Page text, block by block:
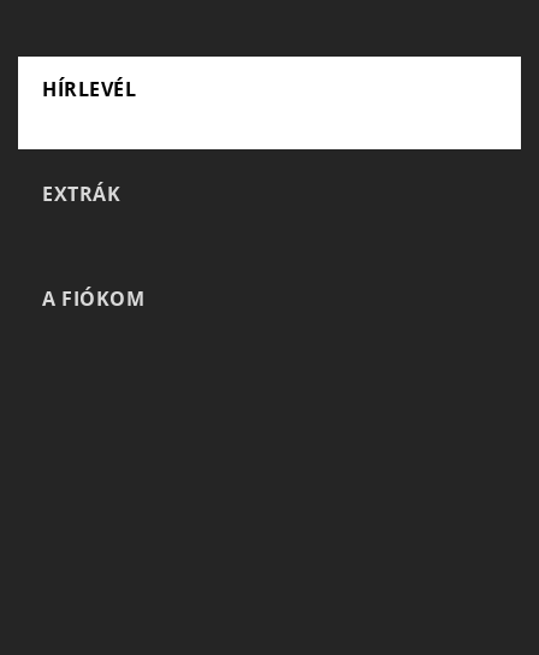
HÍRLEVÉL
EXTRÁK
A FIÓKOM